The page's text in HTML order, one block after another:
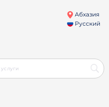
Абхазия
Русский